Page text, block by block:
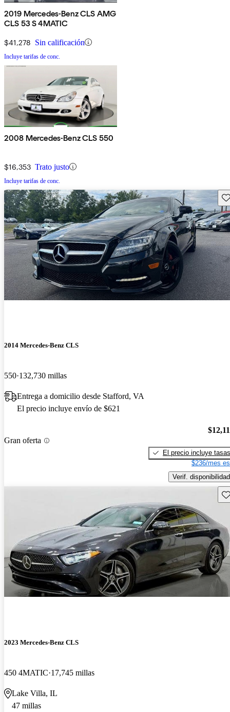
2019 Mercedes-Benz CLS AMG
CLS 53 S 4MATIC
$41,278 Sin calificación
Incluye tarifas de conc.
2008 Mercedes-Benz CLS 550
$16,353 Trato justo
Incluye tarifas de conc.
2014 Mercedes-Benz CLS
550 132,730 millas
Entrega a domicilio desde Stafford, VA
El precio incluye envío de $621
Gran oferta
El precio incluye tasas
$236/mes
Verif. disponibilidad
2023 Mercedes-Benz CLS
450 4MATIC 17,745 millas
Lake Villa, IL
47 millas